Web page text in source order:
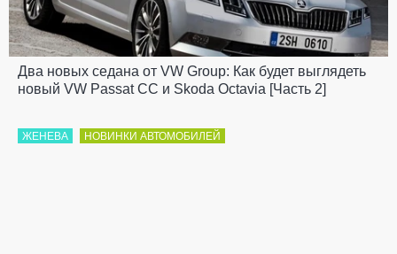
Два новых седана от VW Group: Как будет выглядеть
новый VW Passat CC и Skoda Octavia [Часть 2]
ЖЕНЕВА НОВИНКИ АВТОМОБИЛЕЙ